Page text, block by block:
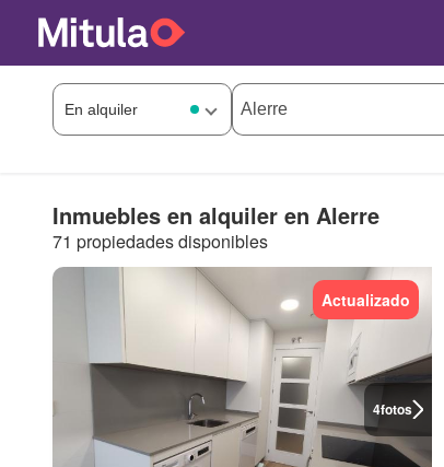
Inmuebles en alquiler en Alerre
71 propiedades disponibles
4fotos
Actualizado